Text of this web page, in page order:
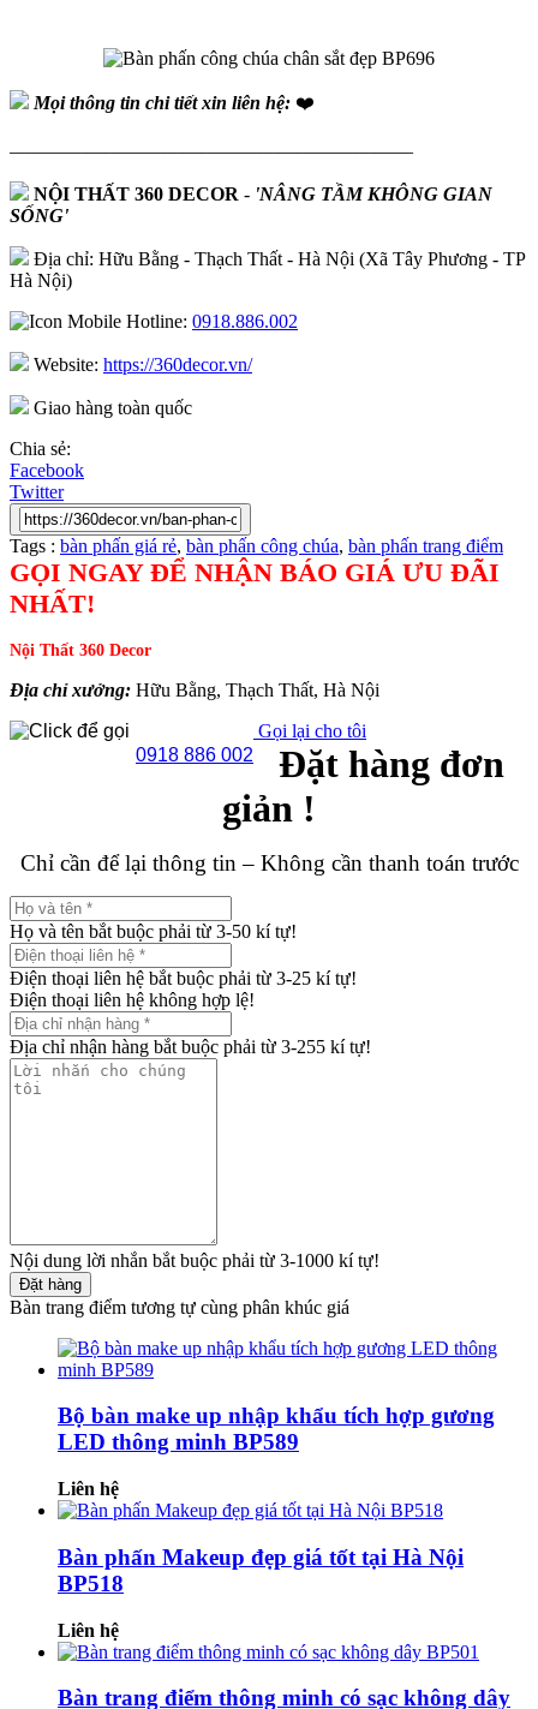
Mọi thông tin chi tiết xin liên hệ: ❤️
—————————————————————
NỘI THẤT 360 DECOR - 'NÂNG TẦM KHÔNG GIAN
SỐNG'
Địa chỉ: Hữu Bằng - Thạch Thất - Hà Nội (Xã Tây Phương - TP
Hà Nội)
Hotline: 0918.886.002
Website: https://360decor.vn/
Giao hàng toàn quốc
Chia sẻ:
Facebook
Twitter
Tags : bàn phấn giá rẻ, bàn phấn công chúa, bàn phấn trang điểm
GỌI NGAY ĐỂ NHẬN BÁO GIÁ ƯU ĐÃI
NHẤT!
Nội Thất 360 Decor
Địa chỉ xưởng: Hữu Bằng, Thạch Thất, Hà Nội
0918 886 002
Gọi lại cho tôi
Đặt hàng đơn
giản !
Chỉ cần để lại thông tin – Không cần thanh toán trước
Họ và tên bắt buộc phải từ 3-50 kí tự!
Điện thoại liên hệ bắt buộc phải từ 3-25 kí tự!
Điện thoại liên hệ không hợp lệ!
Địa chỉ nhận hàng bắt buộc phải từ 3-255 kí tự!
Nội dung lời nhắn bắt buộc phải từ 3-1000 kí tự!
Đặt hàng
Bàn trang điểm tương tự cùng phân khúc giá
Bộ bàn make up nhập khẩu tích hợp gương
LED thông minh BP589
Liên hệ
Bàn phấn Makeup đẹp giá tốt tại Hà Nội
BP518
Liên hệ
Bàn trang điểm thông minh có sạc không dây